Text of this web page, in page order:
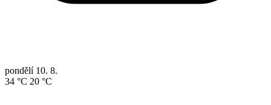
pondělí 10. 8.
34 °C 20 °C